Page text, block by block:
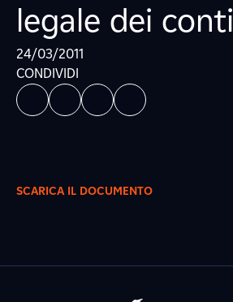
legale dei conti
24/03/2011
CONDIVIDI
SCARICA IL DOCUMENTO